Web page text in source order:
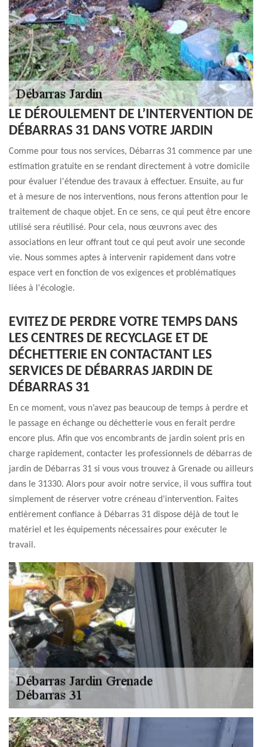
LE DÉROULEMENT DE L’INTERVENTION DE
DÉBARRAS 31 DANS VOTRE JARDIN
Comme pour tous nos services, Débarras 31 commence par une
estimation gratuite en se rendant directement à votre domicile
pour évaluer l'étendue des travaux à effectuer. Ensuite, au fur
et à mesure de nos interventions, nous ferons attention pour le
traitement de chaque objet. En ce sens, ce qui peut être encore
utilisé sera réutilisé. Pour cela, nous œuvrons avec des
associations en leur offrant tout ce qui peut avoir une seconde
vie. Nous sommes aptes à intervenir rapidement dans votre
espace vert en fonction de vos exigences et problématiques
liées à l'écologie.
EVITEZ DE PERDRE VOTRE TEMPS DANS
LES CENTRES DE RECYCLAGE ET DE
DÉCHETTERIE EN CONTACTANT LES
SERVICES DE DÉBARRAS JARDIN DE
DÉBARRAS 31
En ce moment, vous n’avez pas beaucoup de temps à perdre et
le passage en échange ou déchetterie vous en ferait perdre
encore plus. Afin que vos encombrants de jardin soient pris en
charge rapidement, contacter les professionnels de débarras de
jardin de Débarras 31 si vous vous trouvez à Grenade ou ailleurs
dans le 31330. Alors pour avoir notre service, il vous suffira tout
simplement de réserver votre créneau d’intervention. Faites
entièrement confiance à Débarras 31 dispose déjà de tout le
matériel et les équipements nécessaires pour exécuter le
travail.